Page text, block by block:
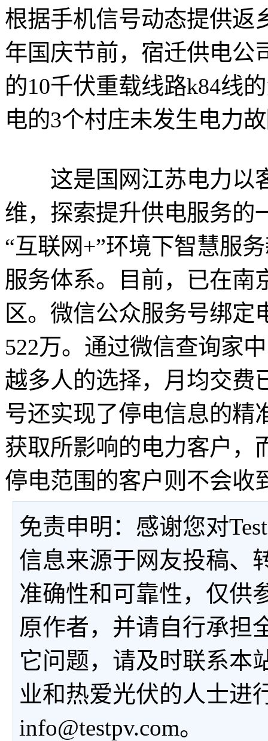
根据手机信号动态提供返
年国庆节前，宿迁供电公
的10千伏重载线路k84线
电的3个村庄未发生电力
这是国网江苏电力以客
维，探索提升供电服务的
“互联网+”环境下智慧服
服务体系。目前，已在南
区。微信公众服务号绑定
522万。通过微信查询家
越多人的选择，月均交费
号还实现了停电信息的精
获取所影响的电力客户，
停电范围的客户则不会收
免责申明：感谢您对
信息来源于网友投稿、
准确性和可靠性，仅供
原作者，并请自行承担
它问题，请及时联系本
业和热爱光伏的人士进
info@testpv.com。